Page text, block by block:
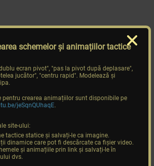
schemelor și animațiilor tactice
ecran pivot", "pas la pivot după deplasare",
jucător", "centru rapid". Modelează și
pentru crearea animațiilor sunt disponibile pe
jeSqnQUhaqE.
site-ului:
tactice statice și salvați-le ca imagine.
dinamice care pot fi descărcate ca fișier video.
și animațiile prin link și salvați-le în
dvs.